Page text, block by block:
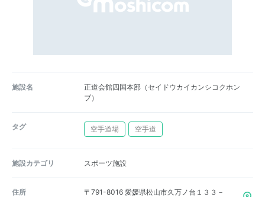
施設名
正道会館四国本部（セイドウカイカンシコクホン
ブ）
タグ 空手道場 空手道
施設カテゴリ スポーツ施設
住所
〒791-8016 愛媛県松山市久万ノ台１３３－